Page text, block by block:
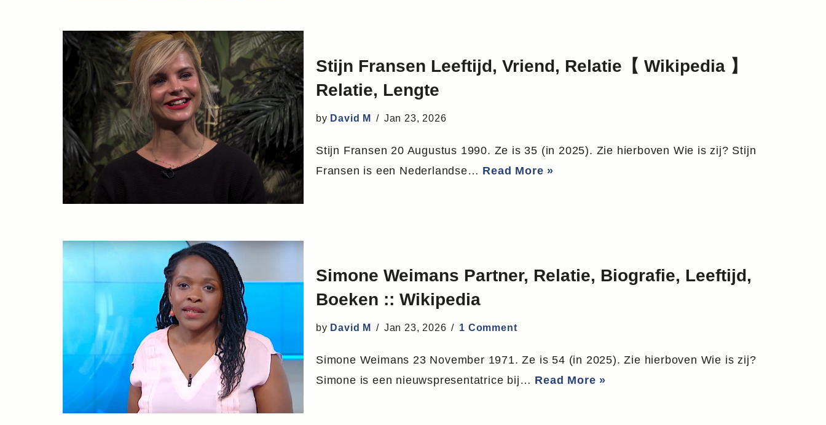
Stijn Fransen Leeftijd, Vriend, Relatie【 Wikipedia 】
Relatie, Lengte
by David M Jan 23, 2026
Stijn Fransen 20 Augustus 1990. Ze is 35 (in 2025). Zie hierboven Wie is zij? Stijn
Fransen is een Nederlandse… Read More »
Simone Weimans Partner, Relatie, Biografie, Leeftijd,
Boeken :: Wikipedia
by David M Jan 23, 2026 1 Comment
Simone Weimans 23 November 1971. Ze is 54 (in 2025). Zie hierboven Wie is zij?
Simone is een nieuwspresentatrice bij… Read More »